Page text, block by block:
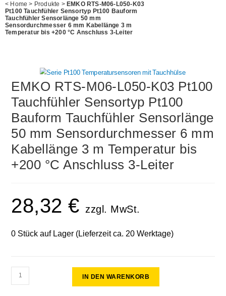
< Home > Produkte > EMKO RTS-M06-L050-K03
Pt100 Tauchfühler Sensortyp Pt100 Bauform
Tauchfühler Sensorlänge 50 mm
Sensordurchmesser 6 mm Kabellänge 3 m
Temperatur bis +200 °C Anschluss 3-Leiter
EMKO RTS-M06-L050-K03 Pt100
Tauchfühler Sensortyp Pt100
Bauform Tauchfühler Sensorlänge
50 mm Sensordurchmesser 6 mm
Kabellänge 3 m Temperatur bis
+200 °C Anschluss 3-Leiter
28,32€ zzgl. MwSt.
0 Stück auf Lager (Lieferzeit ca. 20 Werktage)
IN DEN WARENKORB